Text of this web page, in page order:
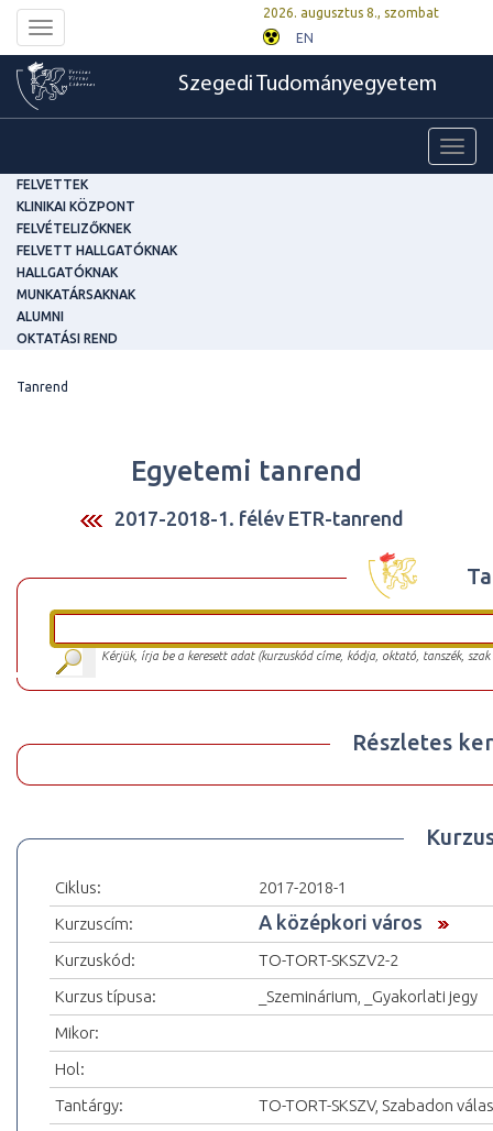
Toggle
navigation
2026. augusztus 8., szombat
EN
Szegedi Tudományegyetem
FELVETTEK
KLINIKAI KÖZPONT
FELVÉTELIZŐKNEK
FELVETT HALLGATÓKNAK
HALLGATÓKNAK
MUNKATÁRSAKNAK
ALUMNI
OKTATÁSI REND
Tanrend
Egyetemi tanrend
2017-2018-1. félév ETR-tanrend
Kérjük, írja be a keresett adat (kurzuskód címe, kódja, oktató, tanszék,
Részletes
Ciklus:
2017-2018-1
Kurzuscím:
A középkori város
Kurzuskód:
TO-TORT-SKSZV2-2
Kurzus típusa:
_Szeminárium, _Gyakorlati jegy
Mikor:
Hol:
Tantárgy:
TO-TORT-SKSZV, Szabadon